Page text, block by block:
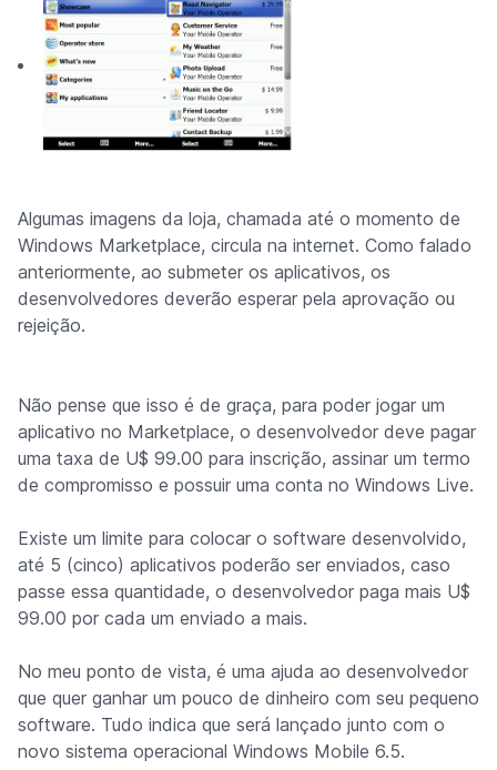
Algumas imagens da loja, chamada até o momento de
Windows Marketplace, circula na internet. Como falado
anteriormente, ao submeter os aplicativos, os
desenvolvedores deverão esperar pela aprovação ou
rejeição.
Não pense que isso é de graça, para poder jogar um
aplicativo no Marketplace, o desenvolvedor deve pagar
uma taxa de U$ 99.00 para inscrição, assinar um termo
de compromisso e possuir uma conta no Windows Live.
Existe um limite para colocar o software desenvolvido,
até 5 (cinco) aplicativos poderão ser enviados, caso
passe essa quantidade, o desenvolvedor paga mais U$
99.00 por cada um enviado a mais.
No meu ponto de vista, é uma ajuda ao desenvolvedor
que quer ganhar um pouco de dinheiro com seu pequeno
software. Tudo indica que será lançado junto com o
novo sistema operacional Windows Mobile 6.5.